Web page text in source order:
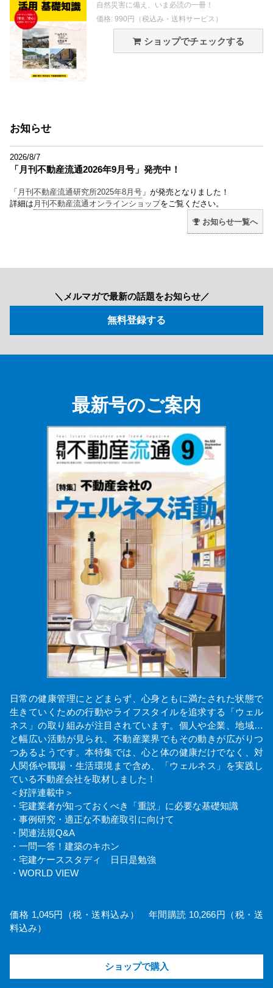
自然災害に備え、いま必読の一冊！
価格: 990円（税込み・送料サービス）
ショップでチェックする
お知らせ
2026/8/7
「月刊不動産流通2026年9月号」発売中！
「 月刊不動産流通研究所2025年8月号 」が発売となりました！
詳細は 月刊不動産流通オンラインショップをご覧ください。
お知らせ一覧へ
＼メルマガで最新の話題をお知らせ／
最新号のご案内
日常の健康管理にとどまらず、心身ともに満たされた状態で
生きていくための行動やライフスタイルを追求する「ウェル
ネス」の取り組みが注目されています。個人や企業、地域…
と幅広い活動が見られ、不動産業界でもその動きが広がりつ
つあるようです。本特集では、心と体の健康だけでなく、対
人関係や職場・生活環境まで含め、「ウェルネス」を実践し
ている不動産会社を取材しました！
＜好評連載中＞
・宅建業者が知っておくべき「重説」に必要な基礎知識
・事例研究・適正な不動産取引に向けて
・関連法規Q&A
・一問一答！建築のキホン
・宅建ケーススタディ 日日是勉強
・WORLD VIEW
価格 1,045円（税・送料込み） 年間購読 10,266円（税・送
料込み）
ショップで購入